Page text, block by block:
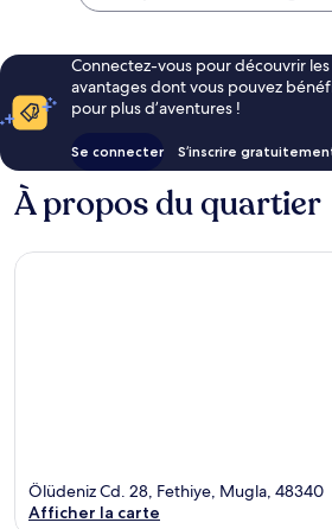
Connectez-vous pour découvrir
avantages dont vous pouvez
pour plus d’aventures !
Se connecter S’inscrire
À propos du quartier
Ölüdeniz Cd. 28, Fethiye, Mugla, 48340
Afficher la carte